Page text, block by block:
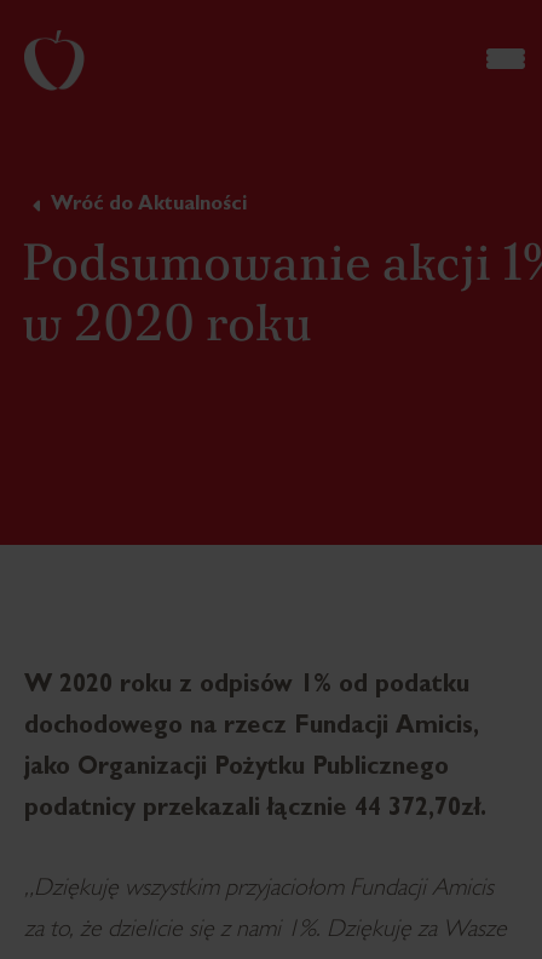
Wróć do Aktualności
Podsumowanie akcji
w 2020 roku
W 2020 roku z odpisów 1% od podatku
dochodowego na rzecz Fundacji Amicis,
jako Organizacji Pożytku Publicznego
podatnicy przekazali łącznie 44 372,70zł.
„Dziękuję wszystkim przyjaciołom Fundacji Amicis
za to, że dzielicie się z nami 1%. Dziękuję za Wasze